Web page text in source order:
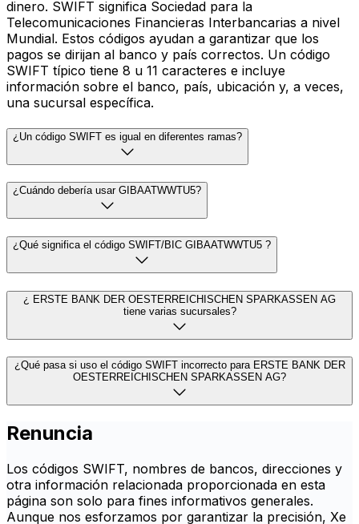
dinero. SWIFT significa Sociedad para la
Telecomunicaciones Financieras Interbancarias a nivel
Mundial. Estos códigos ayudan a garantizar que los
pagos se dirijan al banco y país correctos. Un código
SWIFT típico tiene 8 u 11 caracteres e incluye
información sobre el banco, país, ubicación y, a veces,
una sucursal específica.
¿Un código SWIFT es igual en diferentes ramas?
¿Cuándo debería usar GIBAATWWTU5?
¿Qué significa el código SWIFT/BIC GIBAATWWTU5 ?
¿ ERSTE BANK DER OESTERREICHISCHEN SPARKASSEN AG
tiene varias sucursales?
¿Qué pasa si uso el código SWIFT incorrecto para ERSTE BANK DER
OESTERREICHISCHEN SPARKASSEN AG?
Renuncia
Los códigos SWIFT, nombres de bancos, direcciones y
otra información relacionada proporcionada en esta
página son solo para fines informativos generales.
Aunque nos esforzamos por garantizar la precisión, Xe